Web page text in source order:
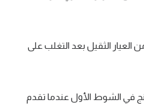
الثقيل بعد التغلب على
في الشوط الأول عندما تقدم